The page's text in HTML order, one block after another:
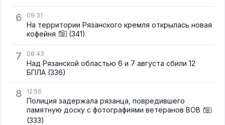
6 09:31
На территории Рязанского кремля открылась новая
кофейня
(341)
7 08:43
Над Рязанской областью 6 и 7 августа сбили 12
БПЛА (336)
8 12:56
Полиция задержала рязанца, повредившего
памятную доску с фотографиями ветеранов ВОВ
(333)